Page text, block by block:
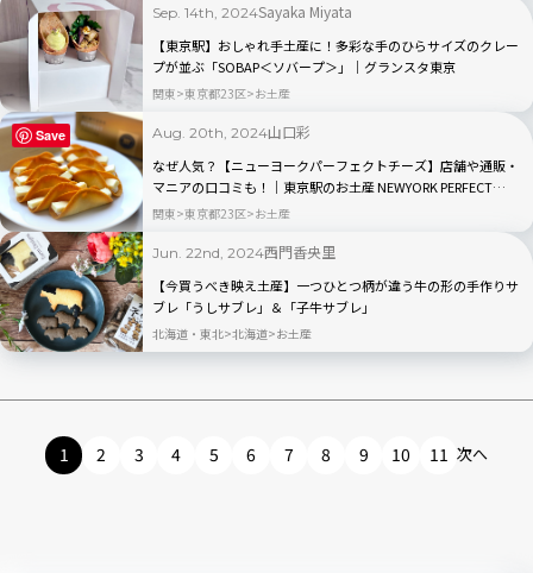
Sep. 14th, 2024Sayaka Miyata
【東京駅】おしゃれ手土産に！多彩な手のひらサイズのクレー
プが並ぶ「SOBAP＜ソバープ＞」｜グランスタ東京
関東 東京都23区 お土産
Aug. 20th, 2024山口彩
なぜ人気？【ニューヨークパーフェクトチーズ】店舗や通販・
マニアの口コミも！｜東京駅のお土産 NEWYORK PERFECT
CHEESE
関東 東京都23区 お土産
Jun. 22nd, 2024西門香央里
【今買うべき映え土産】一つひとつ柄が違う牛の形の手作りサ
ブレ「うしサブレ」＆「子牛サブレ」
北海道・東北 北海道 お土産
1 2 3 4 5 6 7 8 9 10 11 次へ
Save